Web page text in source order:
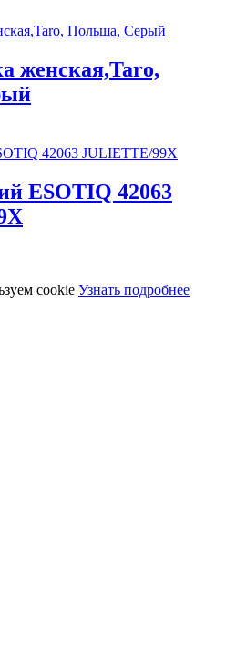
женская,Taro,
ESOTIQ 42063
cookie Узнать подробнее